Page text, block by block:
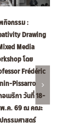
กิจกรรม :
Drawing
Media
โดย
Frédéric
Pissarro
อเมริกา วันที่ 18-
.ค. 69 ณ คณะ
กรรมศาสตร์